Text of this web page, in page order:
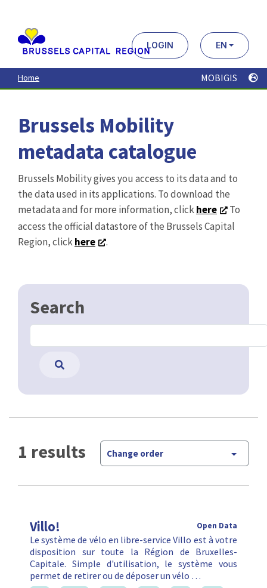
contenu
principal
LOGIN EN
Home MOBIGIS
Brussels Mobility
metadata catalogue
Brussels Mobility gives you access to its data and to
the data used in its applications. To download the
metadata and for more information, clickhere
To
access the official datastore of the Brussels Capital
Region, clickhere .
Search
1 results Change order
Villo! Open Data
Le système de vélo en libre-service Villo est à votre
disposition sur toute la Région de Bruxelles-
Capitale. Simple d'utilisation, le système vous
permet de retirer ou de déposer un vélo …